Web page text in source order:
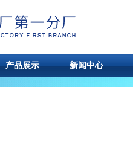
产品展示 新闻中心